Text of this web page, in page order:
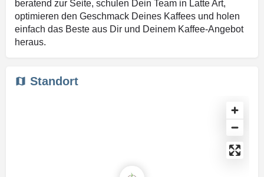
beratend zur Seite, schulen Dein Team in Latte Art,
optimieren den Geschmack Deines Kaffees und holen
einfach das Beste aus Dir und Deinem Kaffee-Angebot
heraus.
Standort